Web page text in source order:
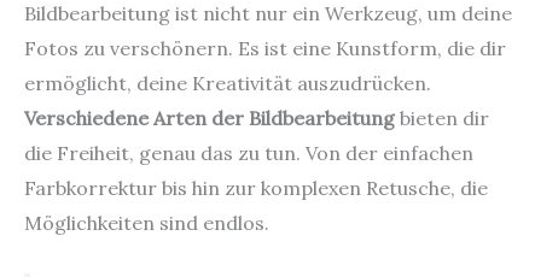
Bildbearbeitung ist nicht nur ein Werkzeug, um deine
Fotos zu verschönern. Es ist eine Kunstform, die dir
ermöglicht, deine Kreativität auszudrücken.
Verschiedene Arten der Bildbearbeitungbieten dir
die Freiheit, genau das zu tun. Von der einfachen
Farbkorrektur bis hin zur komplexen Retusche, die
Möglichkeiten sind endlos.